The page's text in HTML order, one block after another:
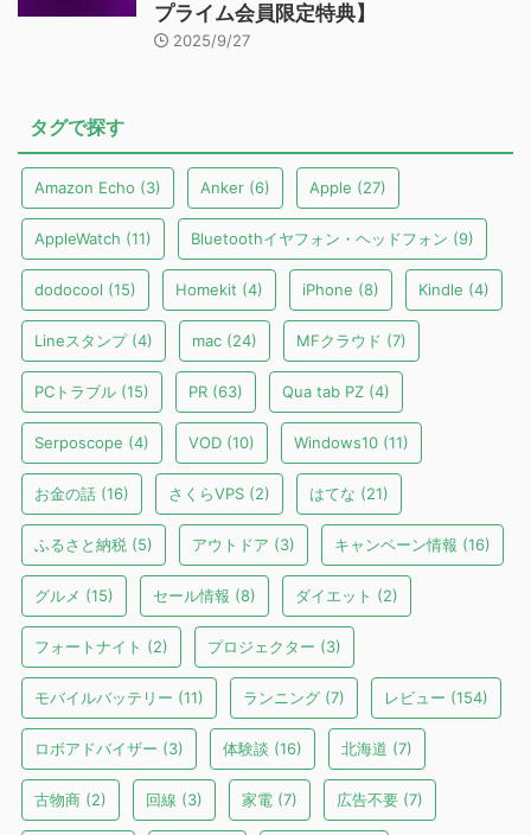
プライム会員限定特典】
2025/9/27
タグで探す
Amazon Echo (3) Anker (6) Apple (27)
AppleWatch (11) Bluetoothイヤフォン・ヘッドフォン (9)
dodocool (15) Homekit (4) iPhone (8) Kindle (4)
Lineスタンプ(4) mac (24) MFクラウド (7)
PCトラブル (15) PR (63) Qua tab PZ (4)
Serposcope (4) VOD (10) Windows10 (11)
お金の話 (16) さくらVPS (2) はてな (21)
ふるさと納税 (5) アウトドア (3) キャンペーン情報 (16)
グルメ (15) セール情報 (8) ダイエット (2)
フォートナイト (2) プロジェクター (3)
モバイルバッテリー (11) ランニング (7) レビュー (154)
ロボアドバイザー (3) 体験談 (16) 北海道 (7)
古物商 (2) 回線 (3) 家電 (7) 広告不要 (7)